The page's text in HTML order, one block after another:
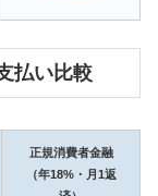
払い比較
正規消費者金融
（年18%・月1返